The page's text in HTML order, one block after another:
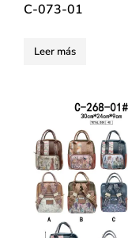
C-073-01
Leer más